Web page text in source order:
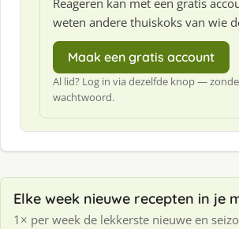
Reageren kan met een gratis
weten andere thuiskoks van wie
Maak een gratis account
Al lid? Log in via dezelfde knop —
wachtwoord.
Elke week nieuwe recepten in je
1× per week de lekkerste nieuwe en